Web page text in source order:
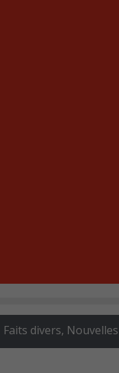
Faits divers, Nouvelles